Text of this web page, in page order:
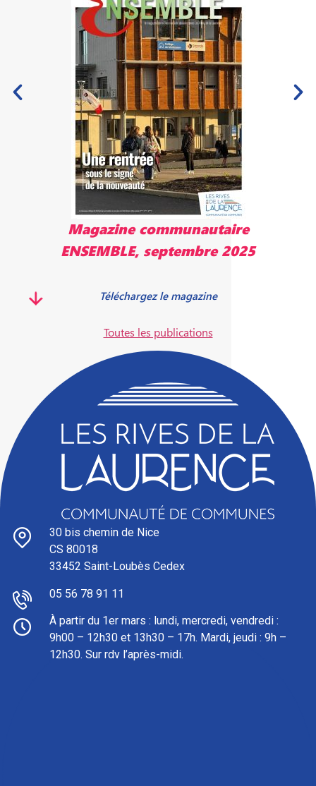
30 bis chemin de Nice
CS 80018
33452 Saint-Loubès Cedex
05 56 78 91 11
À partir du 1er mars : l undi, mercredi, vendredi :
9h00 – 12h30 et 13h30 – 17h. Mardi, jeudi : 9h –
12h30. Sur rdv l’après-midi.
Magazine communautaire
ENSEMBLE, septembre 2025
Téléchargez le magazine
Toutes les publications